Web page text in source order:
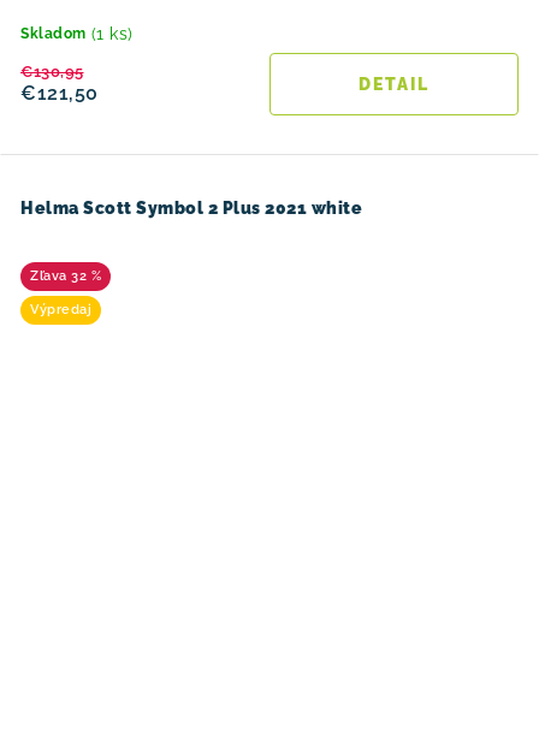
Skladom (1 ks)
€121,50
€130,95
DETAIL
Helma Scott Symbol 2 Plus 2021 white
32 %
Výpredaj